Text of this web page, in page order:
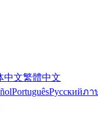
中文繁體中文
PortuguêsРусскийภา